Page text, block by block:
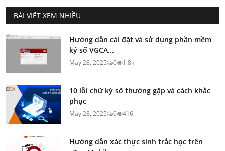
BÀI VIẾT XEM NHIỀU
Hướng dẫn cài đặt và sử dụng phần mềm
ký số VGCA...
May 28, 2025 0 1.8k
10 lỗi chữ ký số thường gặp và cách khắc
phục
May 28, 2025 0 416
Hướng dẫn xác thực sinh trắc học trên